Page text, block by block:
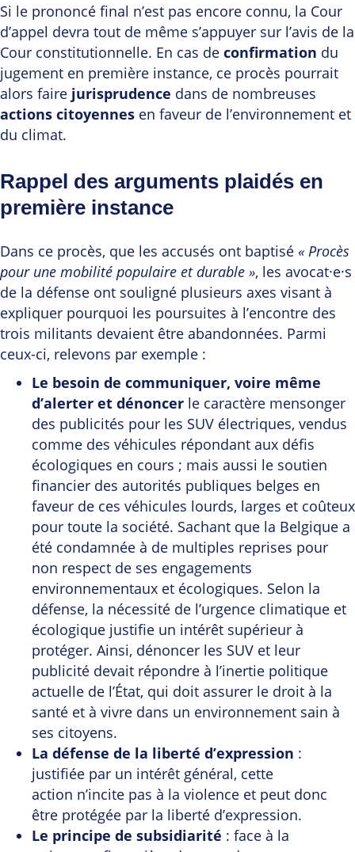
Si le prononcé final n’est pas encore connu, la Cour
d’appel devra tout de même s’appuyer sur l’avis de la
Cour constitutionnelle. En cas de confirmation du
jugement en première instance, ce procès pourrait
alors faire jurisprudence dans de nombreuses
actions citoyennes en faveur de l’environnement et
du climat.
Rappel des arguments plaidés en
première instance
Dans ce procès, que les accusés ont baptisé « Procès
pour une mobilité populaire et durable », les avocat·e·s
de la défense ont souligné plusieurs axes visant à
expliquer pourquoi les poursuites à l’encontre des
trois militants devaient être abandonnées. Parmi
ceux-ci, relevons par exemple :
Le besoin de communiquer, voire même
d’alerter et dénoncer le caractère mensonger
des publicités pour les SUV électriques, vendus
comme des véhicules répondant aux défis
écologiques en cours ; mais aussi le soutien
financier des autorités publiques belges en
faveur de ces véhicules lourds, larges et coûteux
pour toute la société. Sachant que la Belgique a
été condamnée à de multiples reprises pour
non respect de ses engagements
environnementaux et écologiques. Selon la
défense, la nécessité de l’urgence climatique et
écologique justifie un intérêt supérieur à
protéger. Ainsi, dénoncer les SUV et leur
publicité devait répondre à l’inertie politique
actuelle de l’État, qui doit assurer le droit à la
santé et à vivre dans un environnement sain à
ses citoyens.
La défense de la liberté d’expression :
justifiée par un intérêt général, cette
action n’incite pas à la violence et peut donc
être protégée par la liberté d’expression.
Le principe de subsidiarité : face à la